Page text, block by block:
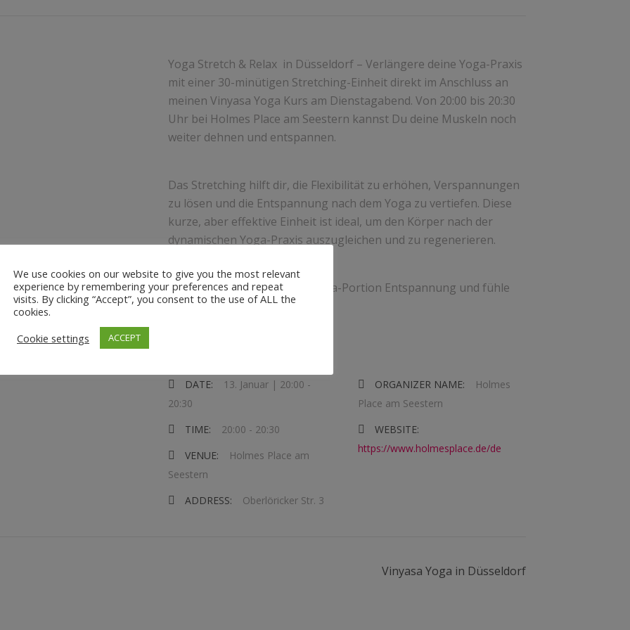
Yoga Stretch & Relax in Düsseldorf – Verlängere deine Yoga-Praxis
mit einer 30-minütigen Stretching-Einheit direkt im Anschluss an
meinen Vinyasa Yoga Kurs am Dienstagabend. Von 20:00 bis 20:30
Uhr bei Holmes Place am Seestern kannst Du deine Muskeln noch
weiter dehnen und entspannen.
Das Stretching hilft dir, die Flexibilität zu erhöhen, Verspannungen
zu lösen und die Entspannung nach dem Yoga zu vertiefen. Diese
kurze, aber effektive Einheit ist ideal, um den Körper nach der
dynamischen Yoga-Praxis auszugleichen und zu regenerieren.
Komm vorbei, gönn dir die Extra-Portion Entspannung und fühle
dich rundrum erfrischt !
DATE: 13. Januar | 20:00 -
20:30
TIME:
20:00 - 20:30
VENUE:
Holmes Place am
Seestern
ADDRESS:
Oberlöricker Str. 3
ORGANIZER NAME:
Holmes
Place am Seestern
WEBSITE:
https://www.holmesplace.de/de
Vinyasa Yoga in Düsseldorf
We use cookies on our website to give you the most relevant
experience by remembering your preferences and repeat
visits. By clicking “Accept”, you consent to the use of ALL the
cookies.
Cookie settings
ACCEPT